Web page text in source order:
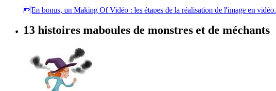
En bonus, un Making Of Vidéo : les étapes de la réalisation de l'image en vidéo.
13 histoires maboules de monstres et de méchants